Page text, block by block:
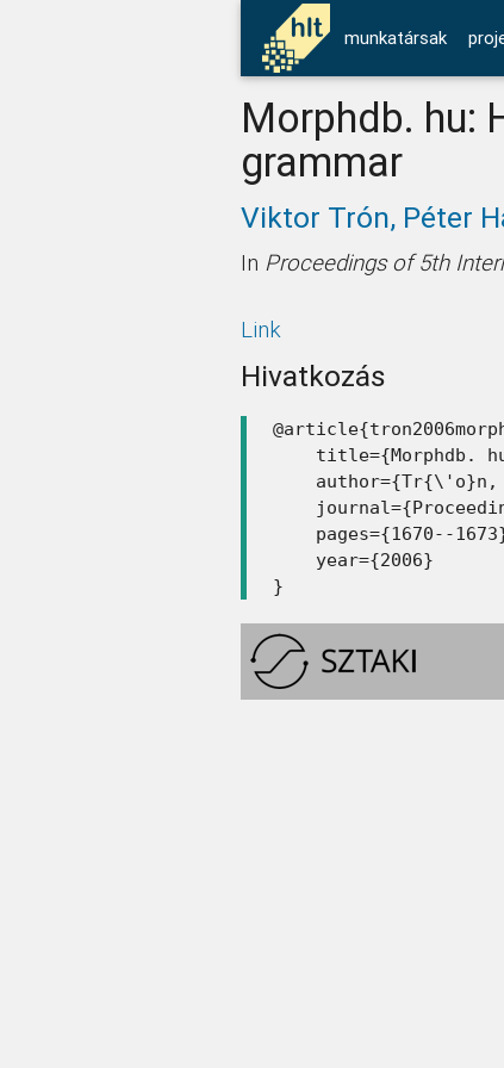
munkatársak
Morphdb. hu:
grammar
Viktor Trón, Péter
In Proceedings of 5th
Link
Hivatkozás
title={Morphdb.
pages={1670--
    year={2006}
}